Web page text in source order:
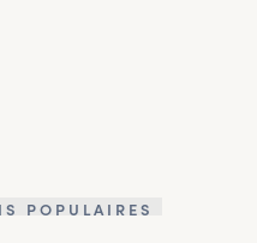
POPULAIRES